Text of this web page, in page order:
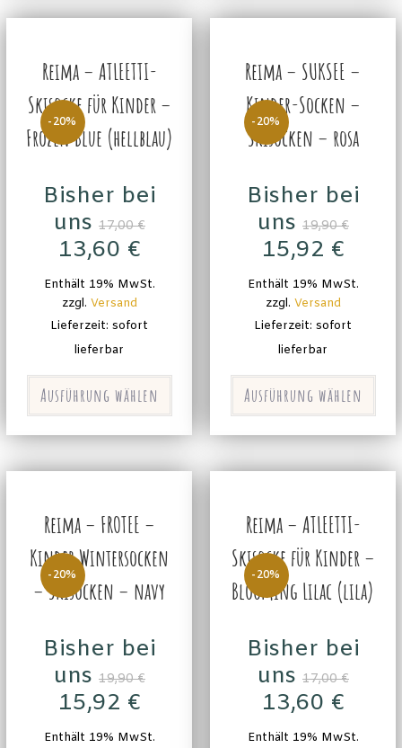
-20%
Reima – ATLEETTI-
Skisocke für Kinder –
Frozen Blue (hellblau)
Bisher bei
uns 17,00€
13,60 €
Enthält 19% MwSt.
zzgl. Versand
Lieferzeit: sofort
lieferbar
Ausführung wählen
-20%
Reima – SUKSEE –
Kinder-Socken –
Skisocken – rosa
Bisher bei
uns 19,90€
15,92 €
Enthält 19% MwSt.
zzgl. Versand
Lieferzeit: sofort
lieferbar
Ausführung wählen
-20%
Reima – FROTEE –
Kinder Wintersocken
– Skisocken – navy
Bisher bei
uns 19,90€
15,92 €
Enthält 19% MwSt.
-20%
Reima – ATLEETTI-
Skisocke für Kinder –
Blooming Lilac (lila)
Bisher bei
uns 17,00€
13,60 €
Enthält 19% MwSt.